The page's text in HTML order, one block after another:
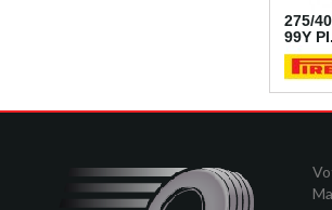
275/
99Y